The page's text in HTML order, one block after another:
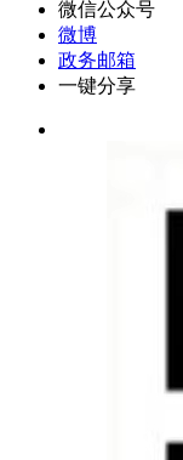
微信公众号
微博
政务邮箱
一键分享